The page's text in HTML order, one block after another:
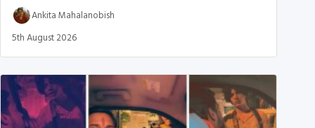
Ankita Mahalanobish
5th August 2026